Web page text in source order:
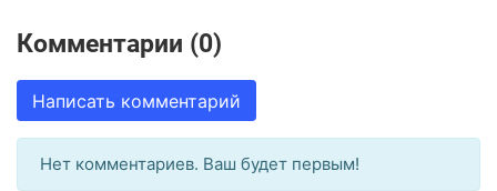
Комментарии (0)
Написать комментарий
Нет комментариев. Ваш будет первым!